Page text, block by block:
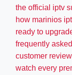
the official iptv
how marinios
ready to
frequently
customer
watch every